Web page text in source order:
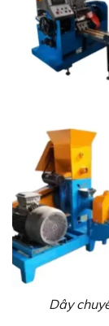
Dây